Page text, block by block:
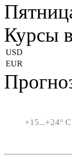
Курсы
USD
EUR
+15...+24° C